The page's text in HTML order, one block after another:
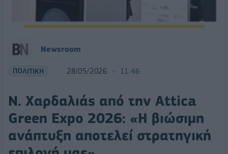
Newsroom
ΠΟΛΙΤΙΚΗ 28/05/2026 11:46
Ν. Χαρδαλιάς από την Attica
Green Expo 2026: «Η βιώσιμη
ανάπτυξη αποτελεί στρατηγική